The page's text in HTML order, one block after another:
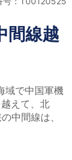
間線越
域で中国軍機
えて、北
中間線は、